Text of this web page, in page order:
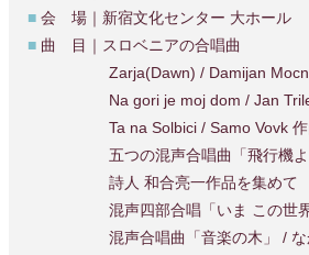
■ 会 場｜新宿文化センター 大ホール
■ 曲 目｜スロベニアの合唱曲
Zarja(Dawn) / Damijan
Na gori je moj dom / Jan
Ta na Solbici / Samo Vovk 作
五つの混声合唱曲「飛行機よ」
詩人 和合亮一作品を集めて
混声四部合唱「いま この世界に
混声合唱曲「音楽の木」 / なか